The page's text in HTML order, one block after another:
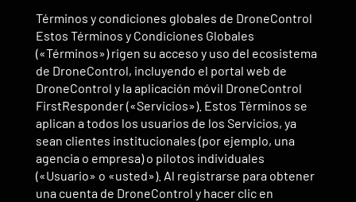
Términos y condiciones globales de DroneControl
Estos Términos y Condiciones Globales
(«Términos») rigen su acceso y uso del ecosistema
de DroneControl, incluyendo el portal web de
DroneControl y la aplicación móvil DroneControl
FirstResponder («Servicios»). Estos Términos se
aplican a todos los usuarios de los Servicios, ya
sean clientes institucionales (por ejemplo, una
agencia o empresa) o pilotos individuales
(«Usuario» o «usted»). Al registrarse para obtener
una cuenta de DroneControl y hacer clic en